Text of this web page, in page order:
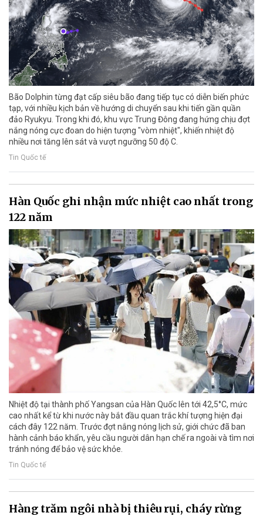
Bão Dolphin từng đạt cấp siêu bão đang tiếp tục có diễn biến phức
tạp, với nhiều kịch bản về hướng di chuyển sau khi tiến gần quần
đảo Ryukyu. Trong khi đó, khu vực Trung Đông đang hứng chịu đợt
nắng nóng cực đoan do hiện tượng "vòm nhiệt", khiến nhiệt độ
nhiều nơi tăng lên sát và vượt ngưỡng 50 độ C.
Tin Quốc tế
Hàn Quốc ghi nhận mức nhiệt cao nhất trong
122 năm
Nhiệt độ tại thành phố Yangsan của Hàn Quốc lên tới 42,5°C, mức
cao nhất kể từ khi nước này bắt đầu quan trắc khí tượng hiện đại
cách đây 122 năm. Trước đợt nắng nóng lịch sử, giới chức đã ban
hành cảnh báo khẩn, yêu cầu người dân hạn chế ra ngoài và tìm nơi
tránh nóng để bảo vệ sức khỏe.
Tin Quốc tế
Hàng trăm ngôi nhà bị thiêu rụi, cháy rừng